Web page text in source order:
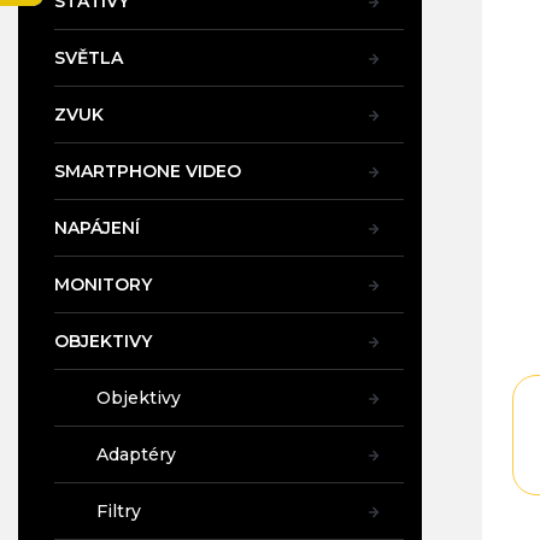
SVĚTLA
ZVUK
SMARTPHONE VIDEO
NAPÁJENÍ
MONITORY
OBJEKTIVY
Objektivy
Adaptéry
Filtry